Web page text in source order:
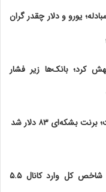
یورو و دلار چقدر گران
کرد؛ بانک‌ها زیر فشار
۸۳ دلار شد
بورس تهران رکورد زد؛ شاخص کل وارد کانال ۵.۵